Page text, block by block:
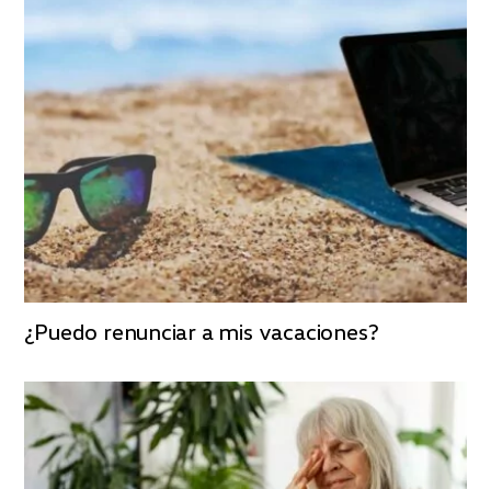
¿Puedo renunciar a mis vacaciones?